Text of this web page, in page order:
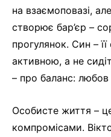
на взаємоповазі,
створює бар’єр –
прогулянок. Син –
активною, а не
– про баланс:
Особисте життя –
компромісами.